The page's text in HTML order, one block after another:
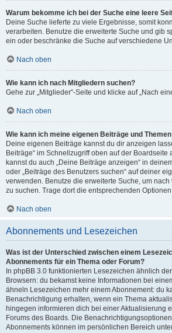
Warum bekomme ich bei der Suche eine leere
Deine Suche lieferte zu viele Ergebnisse, somit
verarbeiten. Benutze die erweiterte Suche und gib
ein oder beschränke die Suche auf verschiedene
Nach oben
Wie kann ich nach Mitgliedern suchen?
Gehe zur „Mitglieder“-Seite und klicke auf „Nach
Nach oben
Wie kann ich meine eigenen Beiträge und
Deine eigenen Beiträge kannst du dir anzeigen
Beiträge“ im Schnellzugriff oben auf der Boardseite
kannst du auch „Deine Beiträge anzeigen“ in
oder „Beiträge des Benutzers suchen“ auf deiner
verwenden. Benutze die erweiterte Suche, um
zu suchen. Trage dort die entsprechenden
Nach oben
Abonnements und Lesezeichen
Was ist der Unterschied zwischen einem
Abonnements für ein Thema oder Forum?
In phpBB 3.0 funktionierten Lesezeichen ähnlich
Browsern: du bekamst keine Informationen bei
ähneln Lesezeichen mehr einem Abonnement: du
Benachrichtigung erhalten, wenn ein Thema
hingegen informieren dich bei einer Aktualisierung
Forums des Boards. Die
Abonnements können im persönlichen Bereich